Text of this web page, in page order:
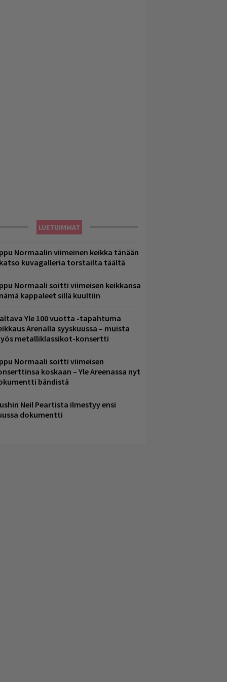
LUETUIMMAT
Normaalin viimeinen keikka tänään
kuvagalleria torstailta täältä
Normaali soitti viimeisen keikkansa
kappaleet sillä kuultiin
Yle 100 vuotta -tapahtuma
Arenalla syyskuussa – muista
metalliklassikot-konsertti
Normaali soitti viimeisen
koskaan – Yle Areenassa nyt
bändistä
Neil Peartista ilmestyy ensi
dokumentti